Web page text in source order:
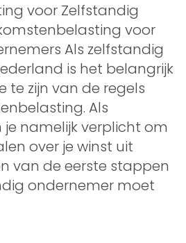
voor Zelfstandig
voor
Als zelfstandig
is het belangrijk
te zijn van de regels
Als
namelijk verplicht om
over je winst uit
van de eerste stappen
ondernemer moet